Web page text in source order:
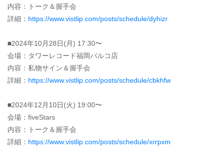
内容：トーク＆握手会
詳細： https://www.vistlip.com/posts/schedule/dyhizr
■2024年10月28日(月) 17:30〜
会場：タワーレコード福岡パルコ店
内容：私物サイン＆握手会
詳細： https://www.vistlip.com/posts/schedule/cbkhfw
■2024年12月10日(火) 19:00〜
会場：fiveStars
内容：トーク＆握手会
詳細： https://www.vistlip.com/posts/schedule/xrrpxm